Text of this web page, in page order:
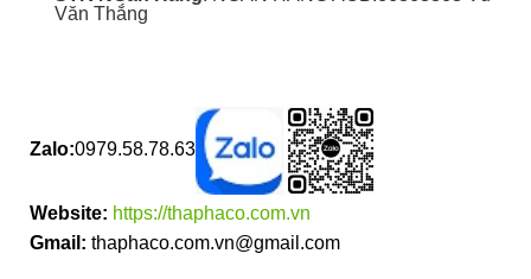
Văn Thắng
Zalo:0979.58.78.63
Website: https://thaphaco.com.vn
Gmail: thaphaco.com.vn@gmail.com